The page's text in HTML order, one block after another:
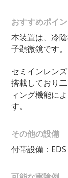
おすすめポイ
本装置は、冷
子顕微鏡です。
セミインレン
搭載しており
ィング機能に
す。
その他の設備
付帯設備：EDS